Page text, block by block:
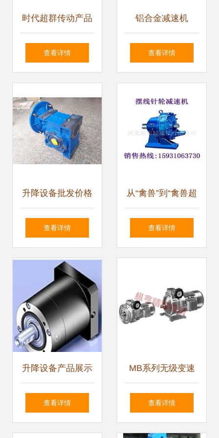
时代超群传动产品
解析 YNN换向器及
用
查看详情
铝合金减速机
RV075/50_CO在
用优势与换向器技
术解析
查看详情
升降设备批发价格
与供应信息解析
查看详情
从“禽兽”到“禽兽超
人” 网络语境下的
查看详情
升降设备产品展示
创新科技与卓越性
查看详情
MB系列无级变速
器减速机 高精度传
查看详情